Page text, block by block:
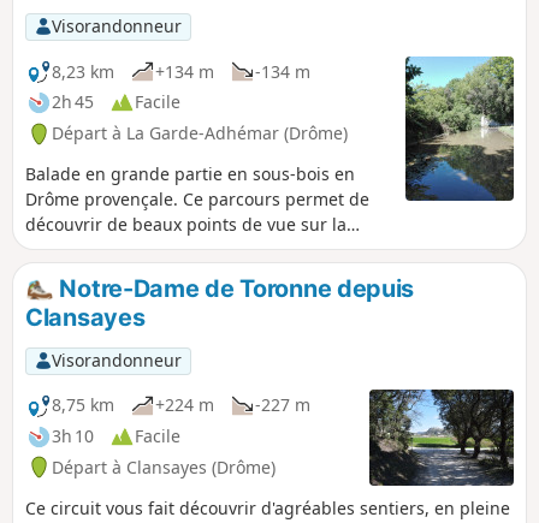
Visorandonneur
8,23 km
+134 m
-134 m
2h 45
Facile
Départ à La Garde-Adhémar (Drôme)
Balade en grande partie en sous-bois en
Drôme provençale. Ce parcours permet de
découvrir de beaux points de vue sur la
vallée du Rhône, les champs de lavande
mais aussi un lieu classé parmi les plus
beaux villages de France avec certains
bâtiments datant de la renaissance.
Notre-Dame de Toronne depuis
Clansayes
Visorandonneur
8,75 km
+224 m
-227 m
3h 10
Facile
Départ à Clansayes (Drôme)
Ce circuit vous fait découvrir d'agréables sentiers, en pleine